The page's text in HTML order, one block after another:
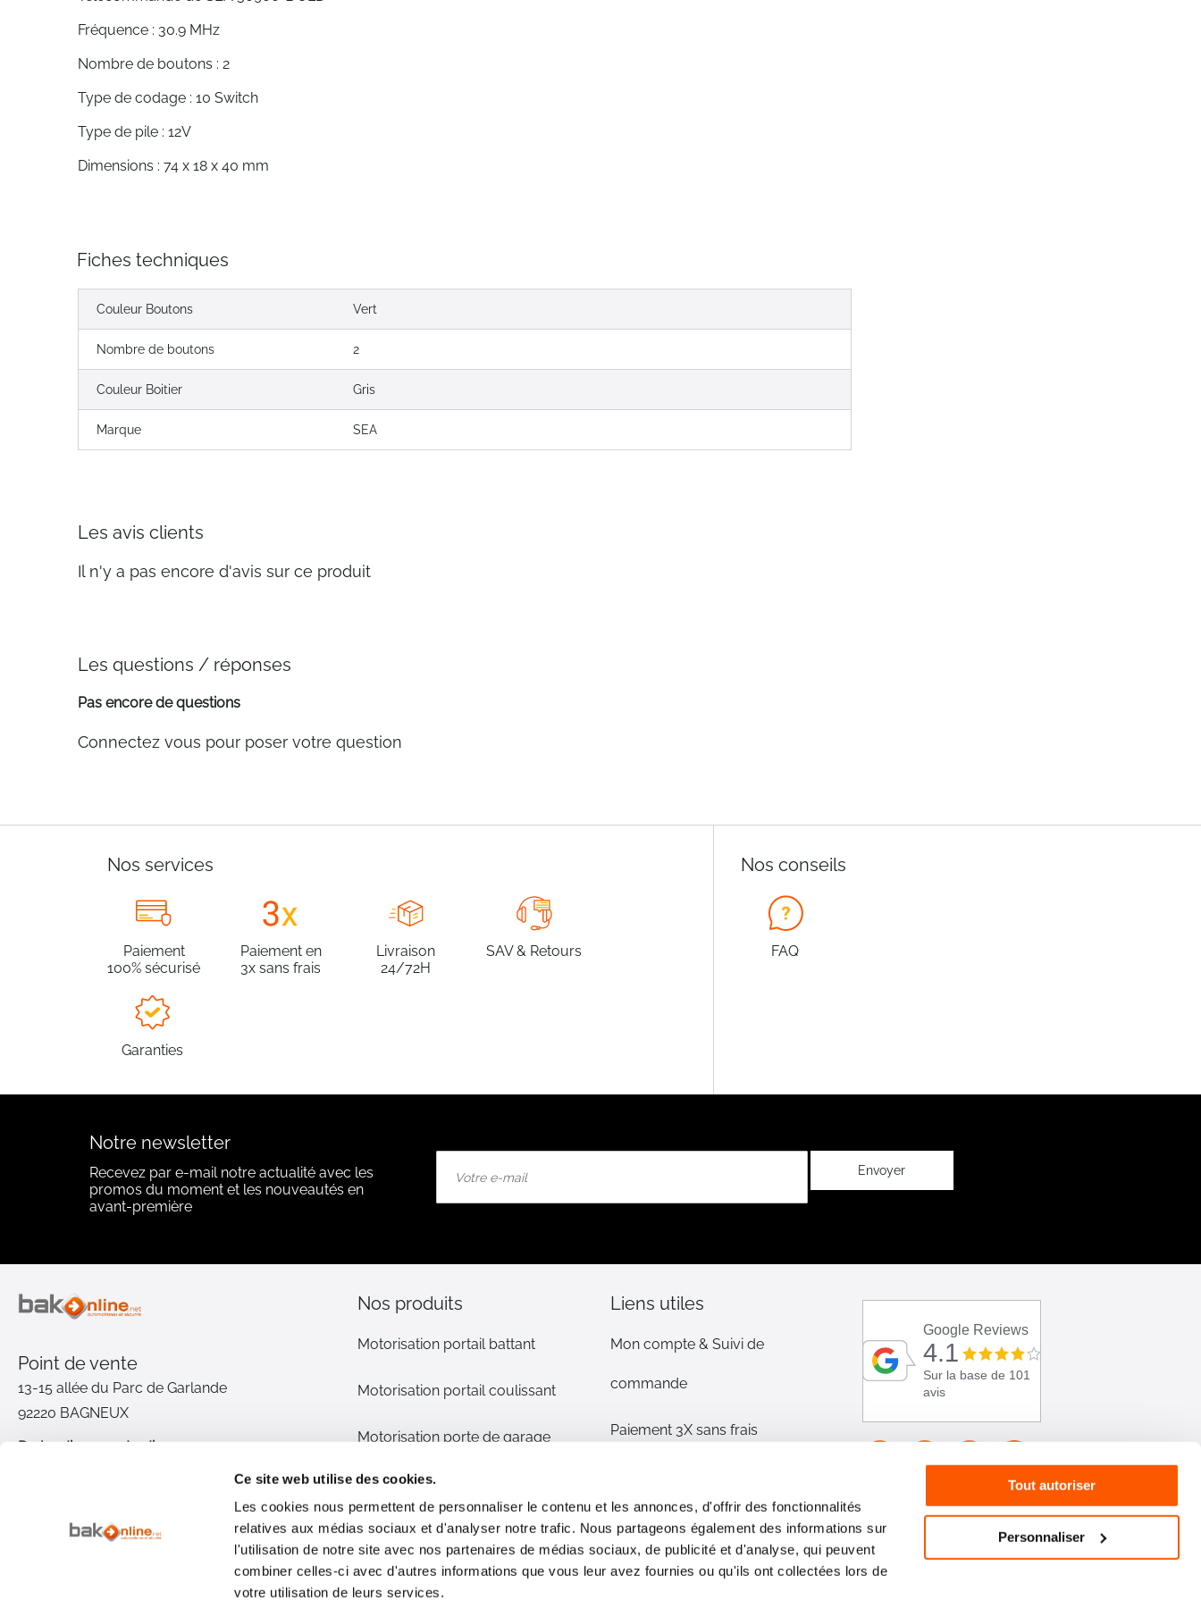
Ce site web utilise des cookies.
Les cookies nous permettent de personnaliser le contenu et les annonces, d'offrir des fonctionnalités
relatives aux médias sociaux et d'analyser notre trafic. Nous partageons également des informations sur
l'utilisation de notre site avec nos partenaires de médias sociaux, de publicité et d'analyse, qui peuvent
combiner celles-ci avec d'autres informations que vous leur avez fournies ou qu'ils ont collectées lors de
votre utilisation de leurs services.
Tout autoriser
Personnaliser
Fréquence : 30.9 MHz
Nombre de boutons : 2
Type de codage : 10 Switch
Type de pile : 12V
Dimensions : 74 x 18 x 40 mm
Fiches techniques
Couleur Boutons Vert
Nombre de boutons 2
Couleur Boitier Gris
Marque SEA
Les avis clients
Il n'y a pas encore d'avis sur ce produit
Les questions / réponses
Pas encore de questions
Connectez vous pour poser votre question
Nos services
Paiement
100% sécurisé
Paiement en
3x sans frais
Livraison
24/72H
SAV & Retours
Garanties
Nos conseils
FAQ
Notre newsletter
Recevez par e-mail notre actualité avec les
promos du moment et les nouveautés en
avant-première
notre
:
Envoyer
Point de vente
13-15 allée du Parc de Garlande
92220 BAGNEUX
Du lundi au vendredi
01 46 72 30 00
Nos produits
Motorisation portail battant
Motorisation portail coulissant
Motorisation porte de garage
Motorisation volet
Pièces détachées
Interphone/alarme maison
Liens utiles
Mon compte & Suivi de
commande
Paiement 3X sans frais
CGV
Plan du site
Google Reviews
4.1
Sur la base de 101
avis